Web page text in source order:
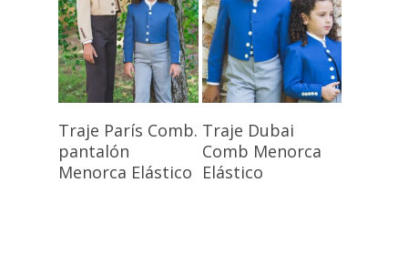
Seleccionar
Opciones
Traje París Comb.
pantalón
Menorca Elástico
Seleccionar
Opciones
Traje Dubai
Comb Menorca
Elástico